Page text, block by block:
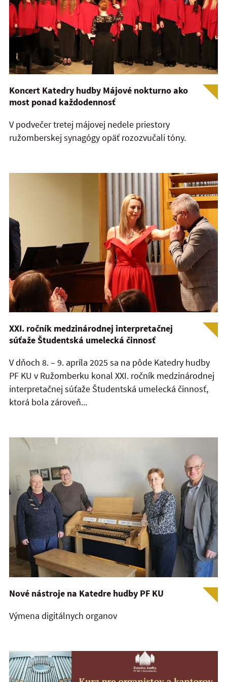
Koncert Katedry hudby Májové nokturno ako
most ponad každodennosť
V podvečer tretej májovej nedele priestory
ružomberskej synagógy opäť rozozvučali tóny.
XXI. ročník medzinárodnej interpretačnej
súťaže Študentská umelecká činnosť
V dňoch 8. – 9. apríla 2025 sa na pôde Katedry hudby
PF KU v Ružomberku konal XXI. ročník medzinárodnej
interpretačnej súťaže Študentská umelecká činnosť,
ktorá bola zároveň...
Nové nástroje na Katedre hudby PF KU
Výmena digitálnych organov